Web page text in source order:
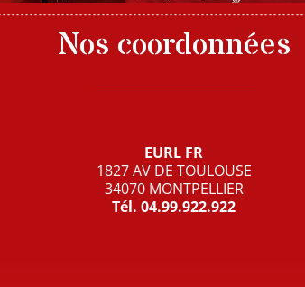
Nos coordonnées
EURL FR
1827 AV DE TOULOUSE
34070 MONTPELLIER
Tél. 04.99.922.922